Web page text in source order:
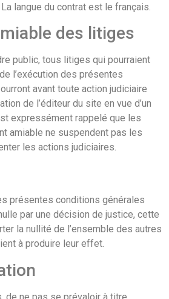
langue du contrat est le français.
des litiges
public, tous litiges qui pourraient
l’exécution des présentes
avant toute action judiciaire
de l’éditeur du site en vue d’un
expressément rappelé que les
amiable ne suspendent pas les
les actions judiciaires.
présentes conditions générales
par une décision de justice, cette
la nullité de l’ensemble des autres
à produire leur effet.